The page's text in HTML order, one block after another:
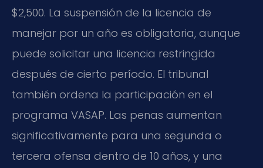
$2,500. La suspensión de la licencia de
manejar por un año es obligatoria, aunque
puede solicitar una licencia restringida
después de cierto período. El tribunal
también ordena la participación en el
programa VASAP. Las penas aumentan
significativamente para una segunda o
tercera ofensa dentro de 10 años, y una